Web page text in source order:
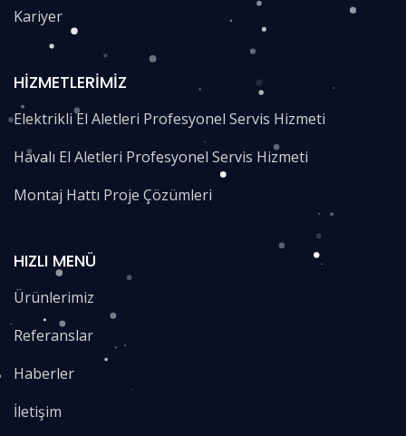
Kariyer
HIZMETLERIMIZ
Elektrikli El Aletleri Profesyonel Servis Hizmeti
Havalı El Aletleri Profesyonel Servis Hizmeti
Montaj Hattı Proje Çözümleri
HIZLI MENÜ
Ürünlerimiz
Referanslar
Haberler
İletişim